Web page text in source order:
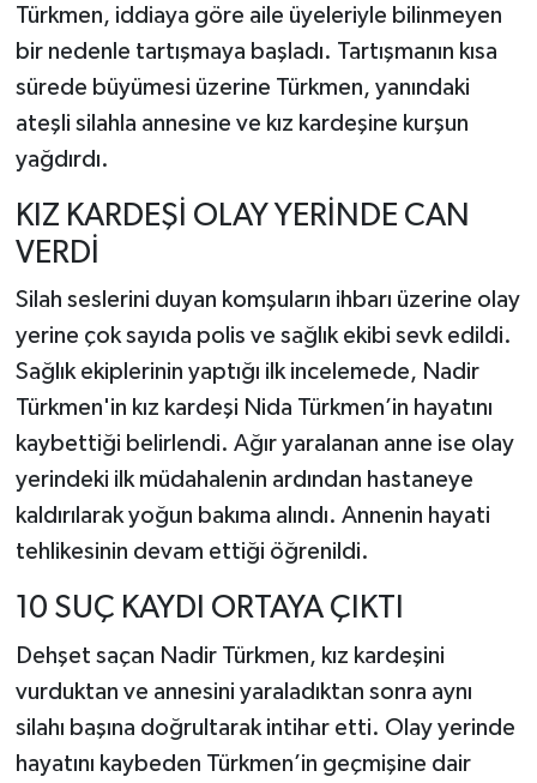
Türkmen, iddiaya göre aile üyeleriyle bilinmeyen
bir nedenle tartışmaya başladı. Tartışmanın kısa
sürede büyümesi üzerine Türkmen, yanındaki
ateşli silahla annesine ve kız kardeşine kurşun
yağdırdı.
KIZ KARDEŞİ OLAY YERİNDE CAN
VERDİ
Silah seslerini duyan komşuların ihbarı üzerine olay
yerine çok sayıda polis ve sağlık ekibi sevk edildi.
Sağlık ekiplerinin yaptığı ilk incelemede, Nadir
Türkmen'in kız kardeşi Nida Türkmen’in hayatını
kaybettiği belirlendi. Ağır yaralanan anne ise olay
yerindeki ilk müdahalenin ardından hastaneye
kaldırılarak yoğun bakıma alındı. Annenin hayati
tehlikesinin devam ettiği öğrenildi.
10 SUÇ KAYDI ORTAYA ÇIKTI
Dehşet saçan Nadir Türkmen, kız kardeşini
vurduktan ve annesini yaraladıktan sonra aynı
silahı başına doğrultarak intihar etti. Olay yerinde
hayatını kaybeden Türkmen’in geçmişine dair